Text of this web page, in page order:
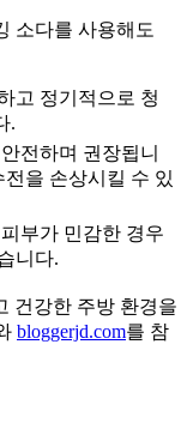
소다를 사용해도
고 정기적으로 청
.
전하며 권장됩니
을 손상시킬 수 있
부가 민감한 경우
니다.
건강한 주방 환경을
bloggerjd.com를 참